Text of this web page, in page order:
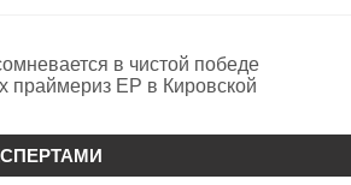
в чистой победе
праймериз ЕР в Кировской